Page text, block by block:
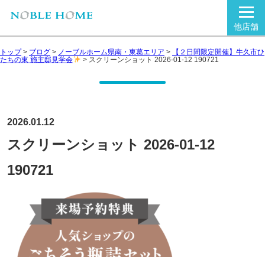
他店舗
トップ> ブログ > ノーブルホーム県南・東葛エリア >
【２日間限定開催】牛久市ひ
たちの東 施主邸見学会
> スクリーンショット 2026-01-12 190721
2026.01.12
スクリーンショット 2026-01-12
190721